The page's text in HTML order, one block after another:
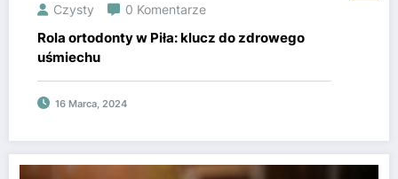
Czysty 0 Komentarze
Rola ortodonty w Piła: klucz do zdrowego
uśmiechu
16 Marca, 2024